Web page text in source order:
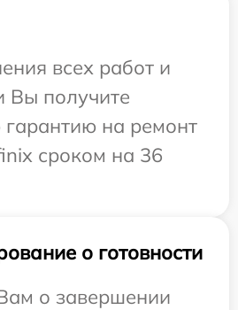
всех работ и
Вы получите
на ремонт
сроком на 36
о готовности
о завершении